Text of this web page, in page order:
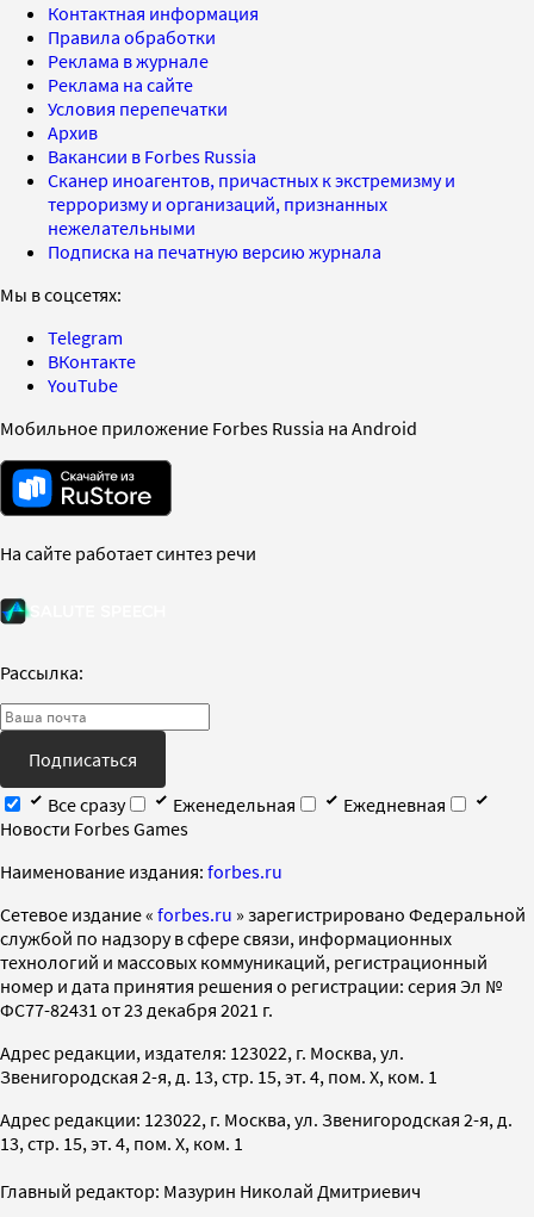
Контактная информация
Правила обработки
Реклама в журнале
Реклама на сайте
Условия перепечатки
Архив
Вакансии в Forbes Russia
Сканер иноагентов, причастных к экстремизму и
терроризму и организаций, признанных
нежелательными
Подписка на печатную версию журнала
Мы в соцсетях:
Telegram
ВКонтакте
YouTube
Мобильное приложение Forbes Russia на Android
На сайте работает синтез речи
Рассылка:
Подписаться
Все сразу
Еженедельная
Ежедневная
Новости Forbes Games
Наименование издания: forbes.ru
Cетевое издание « forbes.ru » зарегистрировано Федеральной
службой по надзору в сфере связи, информационных
технологий и массовых коммуникаций, регистрационный
номер и дата принятия решения о регистрации: серия Эл №
ФС77-82431 от 23 декабря 2021 г.
Адрес редакции, издателя: 123022, г. Москва, ул.
Звенигородская 2-я, д. 13, стр. 15, эт. 4, пом. X, ком. 1
Адрес редакции: 123022, г. Москва, ул. Звенигородская 2-я, д.
13, стр. 15, эт. 4, пом. X, ком. 1
Главный редактор: Мазурин Николай Дмитриевич